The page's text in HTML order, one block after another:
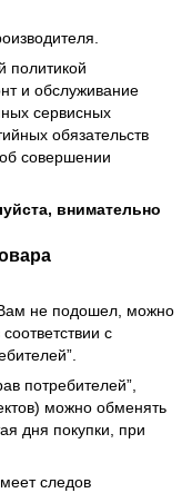
политикой
и обслуживание
сервисных
обязательств
совершении
внимательно
не подошел, можно
с
потребителей”,
можно обменять
дня покупки, при
следов